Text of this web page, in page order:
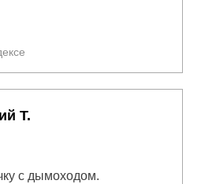
с дымоходом.
Т.